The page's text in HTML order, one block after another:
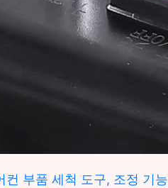
컨 부품 세척 도구, 조정 기